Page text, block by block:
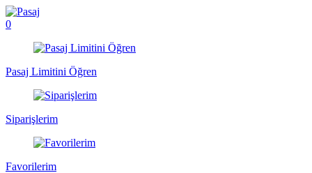
0
Pasaj Limitini Öğren
Siparişlerim
Favorilerim